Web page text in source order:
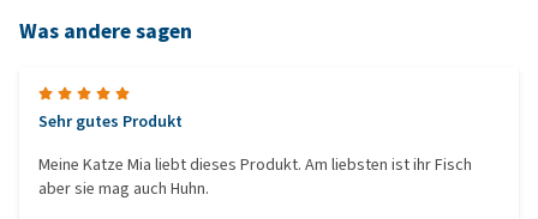
Was andere sagen
Sehr gutes Produkt
Meine Katze Mia liebt dieses Produkt. Am liebsten ist ihr Fisch
aber sie mag auch Huhn.